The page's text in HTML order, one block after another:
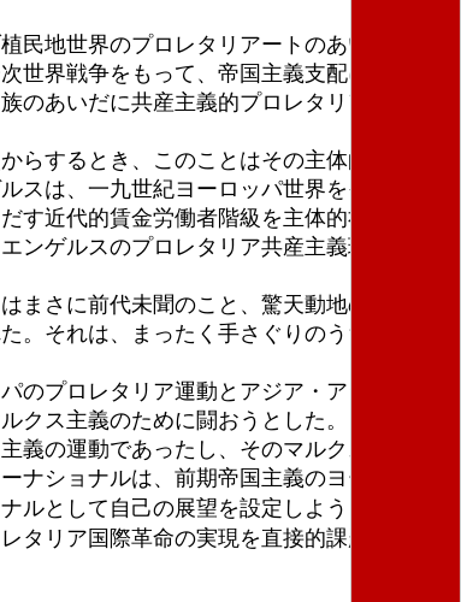
地世界のプロレタリアートのあいだに積
世界戦争をもって、帝国主義支配にたいす
のあいだに共産主義的プロレタリア運動を
するとき、このことはその主体的理論・
スは、一九世紀ヨーロッパ世界をその主体
す近代的賃金労働者階級を主体的社会階級
ンゲルスのプロレタリア共産主義理論に
さに前代未聞のこと、驚天動地のことで
。それは、まったく手さぐりのうちに始め
プロレタリア運動とアジア・アラブ植民
クス主義のために闘おうとした。
の運動であったし、そのマルクス主義は
ナショナルは、前期帝国主義のヨーロッパ
として自己の展望を設定しようとした。
リア国際革命の実現を直接的課題とする